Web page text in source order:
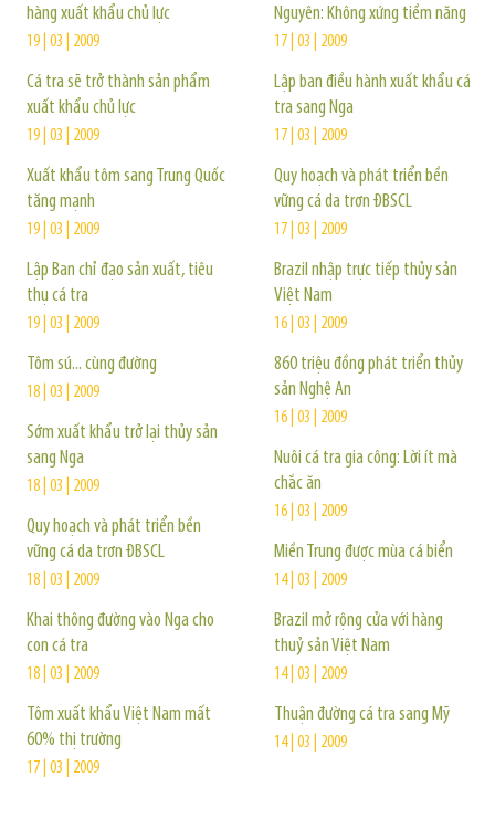
hàng xuất khẩu chủ lực
19 | 03 | 2009
Cá tra sẽ trở thành sản phẩm
xuất khẩu chủ lực
19 | 03 | 2009
Xuất khẩu tôm sang Trung Quốc
tăng mạnh
19 | 03 | 2009
Lập Ban chỉ đạo sản xuất, tiêu
thụ cá tra
19 | 03 | 2009
Tôm sú... cùng đường
18 | 03 | 2009
Sớm xuất khẩu trở lại thủy sản
sang Nga
18 | 03 | 2009
Quy hoạch và phát triển bền
vững cá da trơn ĐBSCL
18 | 03 | 2009
Khai thông đường vào Nga cho
con cá tra
18 | 03 | 2009
Tôm xuất khẩu Việt Nam mất
60% thị trường
17 | 03 | 2009
Nguyên: Không xứng tiềm năng
17 | 03 | 2009
Lập ban điều hành xuất khẩu cá
tra sang Nga
17 | 03 | 2009
Quy hoạch và phát triển bền
vững cá da trơn ĐBSCL
17 | 03 | 2009
Brazil nhập trực tiếp thủy sản
Việt Nam
16 | 03 | 2009
860 triệu đồng phát triển thủy
sản Nghệ An
16 | 03 | 2009
Nuôi cá tra gia công: Lời ít mà
chắc ăn
16 | 03 | 2009
Miền Trung được mùa cá biển
14 | 03 | 2009
Brazil mở rộng cửa với hàng
thuỷ sản Việt Nam
14 | 03 | 2009
Thuận đường cá tra sang Mỹ
14 | 03 | 2009